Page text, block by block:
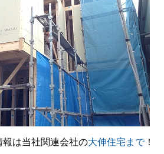
は当社関連会社の大伸住宅まで！